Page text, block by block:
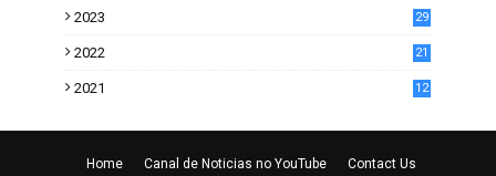
2023
29
2022
21
2021
12
Home Canal de Noticias no YouTube Contact Us